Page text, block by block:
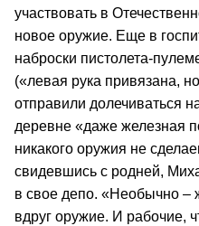
участвовать в
новое оружие. Еще в
наброски пистолета-
(«левая рука привязана,
отправили долечиваться
деревне «даже железная
никакого оружия не
свидевшись с родней,
в свое депо. «Необычно –
вдруг оружие. И рабочие,